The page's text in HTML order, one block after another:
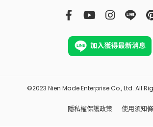
©2023 Nien Made Enterprise Co., Ltd. All
隱私權保護政策 使用須知